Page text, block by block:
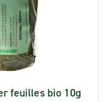
feuilles bio 10g